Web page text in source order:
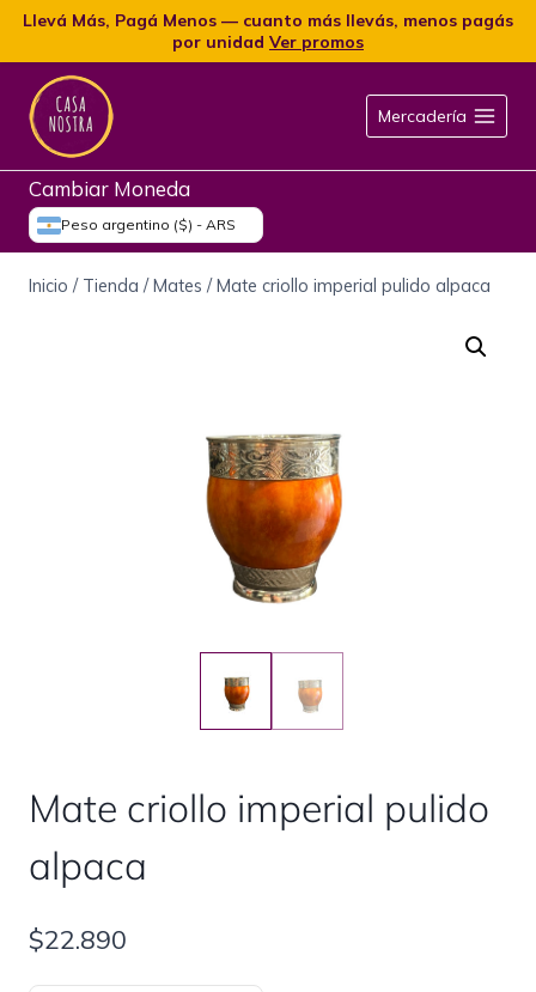
Llevá Más, Pagá Menos — cuanto más llevás, menos pagás
por unidad Ver promos
Mercadería
Cambiar Moneda
Peso argentino ($) - ARS
Inicio / Tienda / Mates / Mate criollo imperial pulido alpaca
Mate criollo imperial pulido
alpaca
$22.890